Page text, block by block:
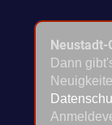
Dann